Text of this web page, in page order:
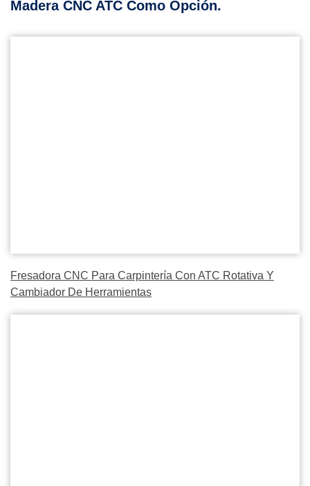
Madera CNC ATC Como Opción.
Fresadora CNC Para Carpintería Con ATC Rotativa Y
Cambiador De Herramientas